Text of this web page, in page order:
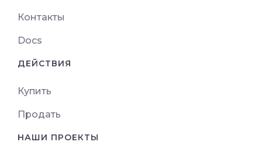
Контакты
Docs
ДЕЙСТВИЯ
Купить
Продать
НАШИ ПРОЕКТЫ